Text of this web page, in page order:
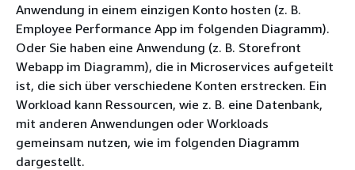
Anwendung in einem einzigen Konto hosten (z. B.
Employee Performance App im folgenden Diagramm).
Oder Sie haben eine Anwendung (z. B. Storefront
Webapp im Diagramm), die in Microservices aufgeteilt
ist, die sich über verschiedene Konten erstrecken. Ein
Workload kann Ressourcen, wie z. B. eine Datenbank,
mit anderen Anwendungen oder Workloads
gemeinsam nutzen, wie im folgenden Diagramm
dargestellt.